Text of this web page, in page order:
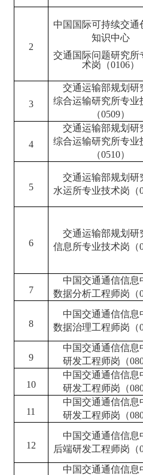
2
中国国际可持续交通
知识中心
交通国际问题研究所
术岗（0106）
3
交通运输部规划研
综合运输研究所专业
（0509）
4
交通运输部规划研
综合运输研究所专业
（0510）
5
交通运输部规划研
水运所专业技术岗（
6
交通运输部规划研
信息所专业技术岗（
7
中国交通通信信息
数据分析工程师岗（
8
中国交通通信信息
数据治理工程师岗（
9
中国交通通信信息
研发工程师岗（
10
中国交通通信信息
研发工程师岗（
11
中国交通通信信息
研发工程师岗（
12
中国交通通信信息
后端研发工程师岗（
中国交通通信信息